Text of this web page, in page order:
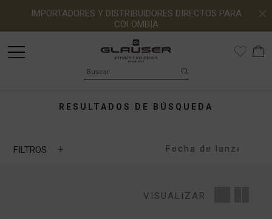
COLOMBIA
¡CELÉBRALO CON GLAUSER!
RESULTADOS DE BÚSQUEDA
FILTROS +
VISUALIZAR